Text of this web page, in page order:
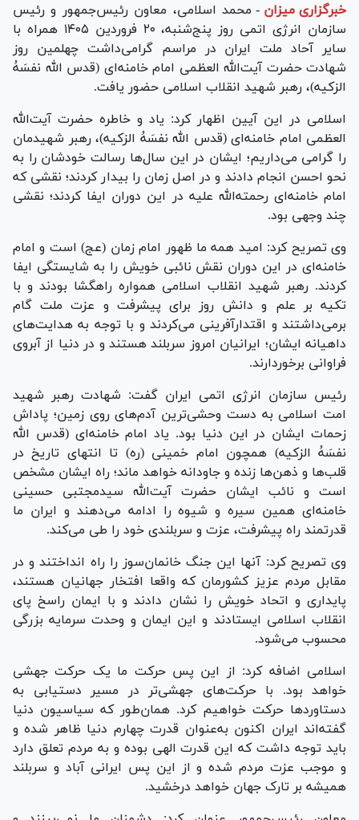
خبرگزاری میزان - محمد اسلامی، معاون رئیس‌جمهور و رئیس
سازمان انرژی اتمی روز پنج‌شنبه، ۲۰ فروردین ۱۴۰۵ همراه با
سایر آحاد ملت ایران در مراسم گرامی‌داشت چهلمین روز
شهادت حضرت آیت‌الله العظمی امام خامنه‌ای (قدس الله نفسَهُ
الزکیه)، رهبر شهید انقلاب اسلامی حضور یافت.
اسلامی در این آیین اظهار کرد: یاد و خاطره حضرت آیت‌الله
العظمی امام خامنه‌ای (قدس الله نفسَهُ الزکیه)، رهبر شهیدمان
را گرامی می‌داریم؛ ایشان در این سال‌ها رسالت خودشان را به
نحو احسن انجام دادند و در اصل زمان را بیدار کردند؛ نقشی که
امام خامنه‌ای رحمته‌الله علیه در این دوران ایفا کردند؛ نقشی
چند وجهی بود.
وی تصریح کرد: امید همه ما ظهور امام زمان (عج) است و امام
خامنه‌ای در این دوران نقش نائبی خویش را به شایستگی ایفا
کردند. رهبر شهید انقلاب اسلامی همواره راهگشا بودند و با
تکیه بر علم و دانش روز برای پیشرفت و عزت ملت گام
برمی‌داشتند و اقتدارآفرینی می‌کردند و با توجه به هدایت‌های
داهیانه ایشان؛ ایرانیان امروز سربلند هستند و در دنیا از آبروی
فراوانی برخوردارند.
رئیس سازمان انرژی اتمی ایران گفت: شهادت رهبر شهید
امت اسلامی به دست وحشی‌ترین آدم‌های روی زمین؛ پاداش
زحمات ایشان در این دنیا بود. یاد امام خامنه‌ای (قدس الله
نفسَهُ الزکیه) همچون امام خمینی (ره) تا انتهای تاریخ در
قلب‌ها و ذهن‌ها زنده و جاودانه خواهد ماند؛ راه ایشان مشخص
است و نائب ایشان حضرت آیت‌الله سیدمجتبی حسینی
خامنه‌ای همین سیره و شیوه را ادامه می‌دهند و ایران ما
قدرتمند راه پیشرفت، عزت و سربلندی خود را طی می‌کند.
وی تصریح کرد: آنها این جنگ خانمان‌سوز را راه انداختند و در
مقابل مردم عزیز کشورمان که واقعا افتخار جهانیان هستند،
پایداری و اتحاد خویش را نشان دادند و با ایمان راسخ پای
انقلاب اسلامی ایستادند و این ایمان و وحدت سرمایه بزرگی
محسوب می‌شود.
اسلامی اضافه کرد: از این پس حرکت ما یک حرکت جهشی
خواهد بود. با حرکت‌های جهشی‌تر در مسیر دستیابی به
دستاورد‌ها حرکت خواهیم کرد. همان‌طور که سیاسیون دنیا
گفته‌اند ایران اکنون به‌عنوان قدرت چهارم دنیا ظاهر شده و
باید توجه داشت که این قدرت الهی بوده و به مردم تعلق دارد
و موجب عزت مردم شده و از این پس ایرانی آباد و سربلند
همیشه بر تارک جهان خواهد درخشید.